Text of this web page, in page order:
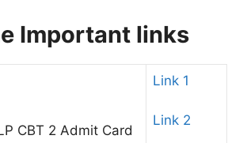
Important links
CBT 2 Admit Card
Link 1
Link 2